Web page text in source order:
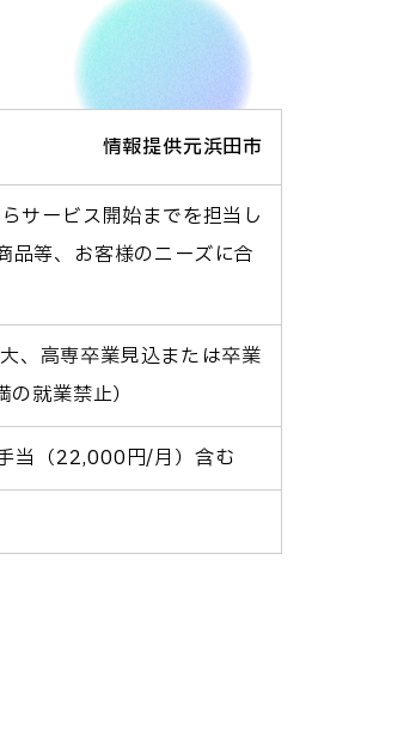
情報提供元浜田市
サービス開始までを担当し
品等、お客様のニーズに合
、高専卒業見込または卒業
の就業禁止）
当（22,000円/月）含む